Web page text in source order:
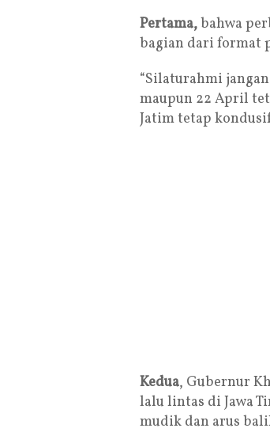
Pertama,bahwa
bagian dari format
“Silaturahmi
maupun 22 April
Jatim tetap
Kedua, Gubernur
lalu lintas di Jawa
mudik dan arus